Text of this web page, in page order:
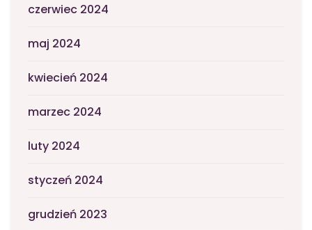
czerwiec 2024
maj 2024
kwiecień 2024
marzec 2024
luty 2024
styczeń 2024
grudzień 2023